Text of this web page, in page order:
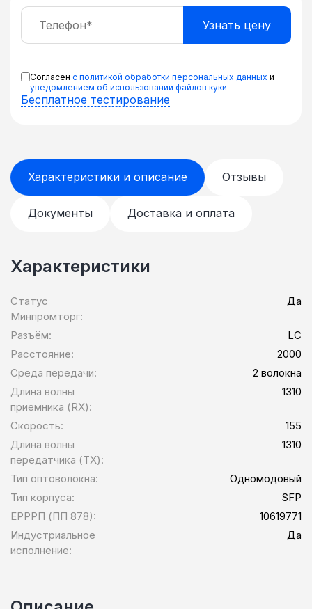
Согласен с политикой обработки персональных данных и
уведомлением об использовании файлов куки
Бесплатное тестирование
Характеристики и описание Отзывы
Документы Доставка и оплата
Характеристики
Статус
Минпромторг:
Да
Разъём:
LC
Расстояние:
2000
Среда передачи:
2 волокна
Длина волны
приемника (RX):
1310
Скорость:
155
Длина волны
передатчика (TX):
1310
Тип оптоволокна:
Одномодовый
Тип корпуса:
SFP
ЕРРРП (ПП 878):
10619771
Индустриальное
исполнение:
Да